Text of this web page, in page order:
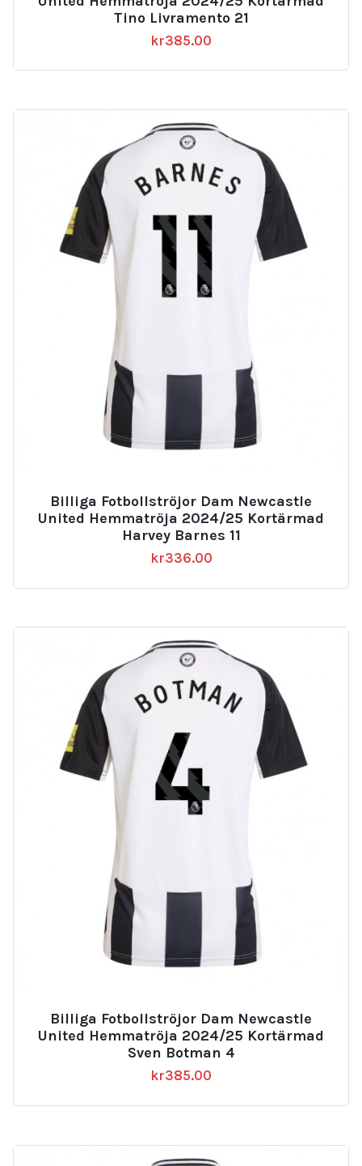
Tino Livramento 21
kr385.00
Billiga Fotbollströjor Dam Newcastle
United Hemmatröja 2024/25 Kortärmad
Harvey Barnes 11
kr336.00
Billiga Fotbollströjor Dam Newcastle
United Hemmatröja 2024/25 Kortärmad
Sven Botman 4
kr385.00